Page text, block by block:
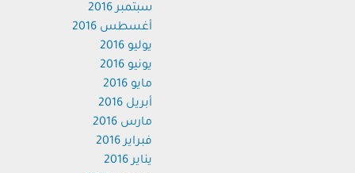
سبتمبر 2016
أغسطس 2016
يوليو 2016
يونيو 2016
مايو 2016
أبريل 2016
مارس 2016
فبراير 2016
يناير 2016